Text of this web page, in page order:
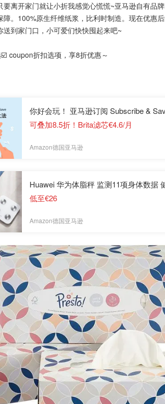
要离开家门就让小折我感觉心慌慌~亚马逊自有品
障。100%原生纤维纸浆，比利时制造。现在优惠
送到家门口，小可爱们快快囤起来吧~
coupon折扣选项，享8折优惠～
你好会玩！ 亚马逊订阅 Subscribe &
可叠加8.5折！Brita滤芯€4.6/月
Amazon德国亚马逊
Huawei 华为体脂秤 监测11项身体数据
低至€26
Amazon德国亚马逊